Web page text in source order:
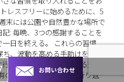
お問い合わせ
レスフリーに始めるために、5
末には公園や自然豊かな場所で
: 毎晩、3つの感謝することを
日を終える。 これらの習慣
、波動を高める手助けをしま
為は幸福感を増進させる効果
のリセット方法 人生の折り返